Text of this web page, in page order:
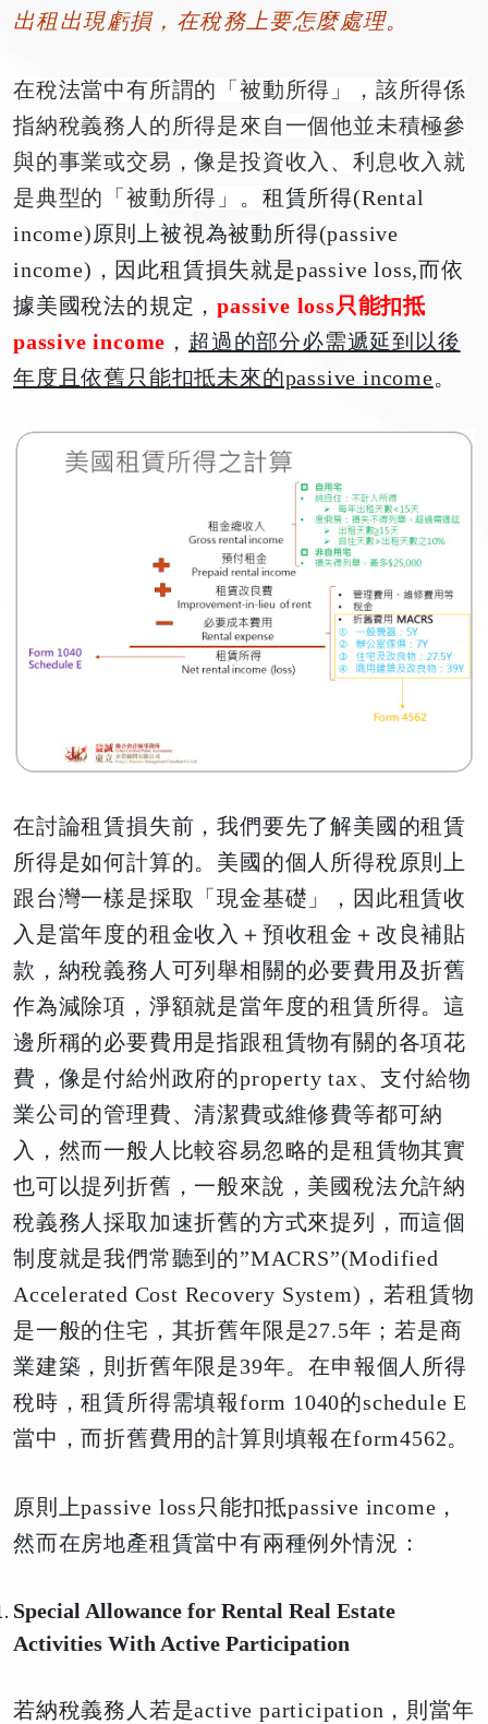
出租出現虧損，在稅務上要怎麼處理。
在稅法當中有所謂的「被動所得」，該所得係
指納稅義務人的所得是來自一個他並未積極參
與的事業或交易，像是投資收入、利息收入就
是典型的「被動所得」。 租賃所得(Rental
income)原則上被視為被動所得(passive
income)，因此租賃損失就是passive loss,而依
據美國稅法的規定，passive loss只能扣抵
passive income ， 超過的部分必需遞延到以後
年度且依舊只能扣抵未來的passive income。
在討論租賃損失前，我們要先了解美國的租賃
所得是如何計算的。美國的個人所得稅原則上
跟台灣一樣是採取「現金基礎」，因此租賃收
入是當年度的租金收入＋預收租金＋改良補貼
款，納稅義務人可列舉相關的必要費用及折舊
作為減除項，淨額就是當年度的租賃所得。這
邊所稱的必要費用是指跟租賃物有關的各項花
費，像是付給州政府的property tax、支付給物
業公司的管理費、清潔費或維修費等都可納
入，然而一般人比較容易忽略的是租賃物其實
也可以提列折舊，一般來說，美國稅法允許納
稅義務人採取加速折舊的方式來提列，而這個
制度就是我們常聽到的”MACRS”(Modified
Accelerated Cost Recovery System) ，若租賃物
是一般的住宅，其折舊年限是27.5年；若是商
業建築，則折舊年限是39年。在申報個人所得
稅時，租賃所得需填報form 1040的schedule E
當中，而折舊費用的計算則填報在form4562。
原則上passive loss只能扣抵passive income，
然而在房地產租賃當中有兩種例外情況：
Special Allowance for Rental Real Estate
Activities With Active Participation
若納稅義務人若是active participation，則當年